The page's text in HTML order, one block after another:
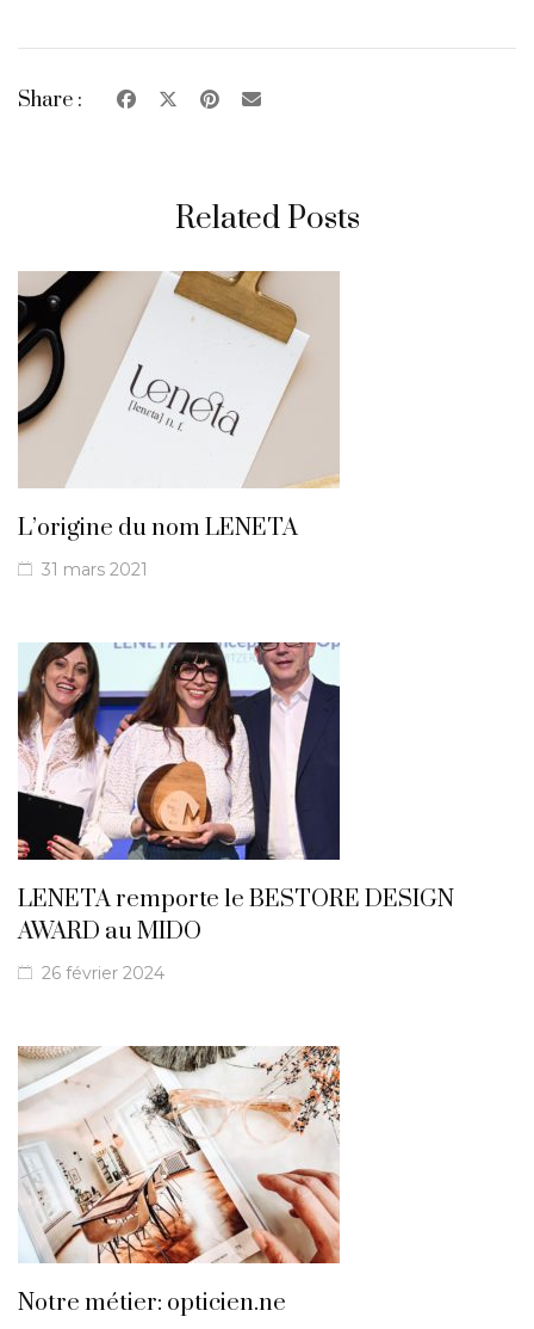
Share :
Related Posts
L’origine du nom LENETA
31 mars 2021
LENETA remporte le BESTORE DESIGN
AWARD au MIDO
26 février 2024
Notre métier: opticien.ne